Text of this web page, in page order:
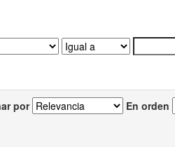
por En orden